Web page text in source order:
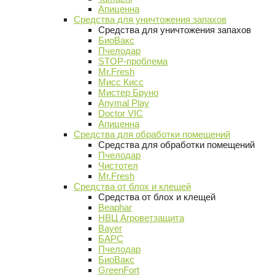
Апиценна
Средства для уничтожения запахов
Средства для уничтожения запахов
БиоВакс
Пчелодар
STOP-проблема
Mr.Fresh
Мисс Кисс
Мистер Бруно
Anymal Play
Doctor VIC
Апиценна
Средства для обработки помещений
Средства для обработки помещений
Пчелодар
Чистотел
Mr.Fresh
Средства от блох и клещей
Средства от блох и клещей
Beaphar
НВЦ Агроветзащита
Bayer
БАРС
Пчелодар
БиоВакс
GreenFort